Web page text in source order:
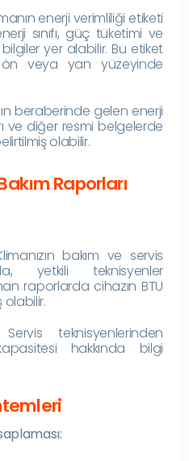
enerji verimliliği etiketi
sınıfı, güç tüketimi ve
yer alabilir. Bu etiket
ön veya yan yüzeyinde
beraberinde gelen enerji
ve diğer resmi belgelerde
olabilir.
Raporları
bakım ve servis
yetkili teknisyenler
raporlarda cihazın BTU
olabilir.
Servis teknisyenlerinden
hakkında bilgi